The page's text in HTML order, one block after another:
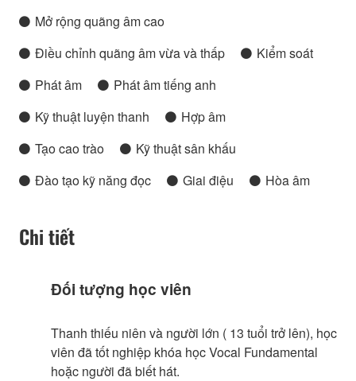
Mở rộng quãng âm cao
Điều chỉnh quãng âm vừa và thấp
Kiểm soát
Phát âm
Phát âm tiếng anh
Kỹ thuật luyện thanh
Hợp âm
Tạo cao trào
Kỹ thuật sân khấu
Đào tạo kỹ năng đọc
Giai điệu Hòa âm
Chi tiết
Đối tượng học viên
Thanh thiếu niên và người lớn ( 13 tuổi trở lên), học
viên đã tốt nghiệp khóa học Vocal Fundamental
hoặc người đã biết hát.